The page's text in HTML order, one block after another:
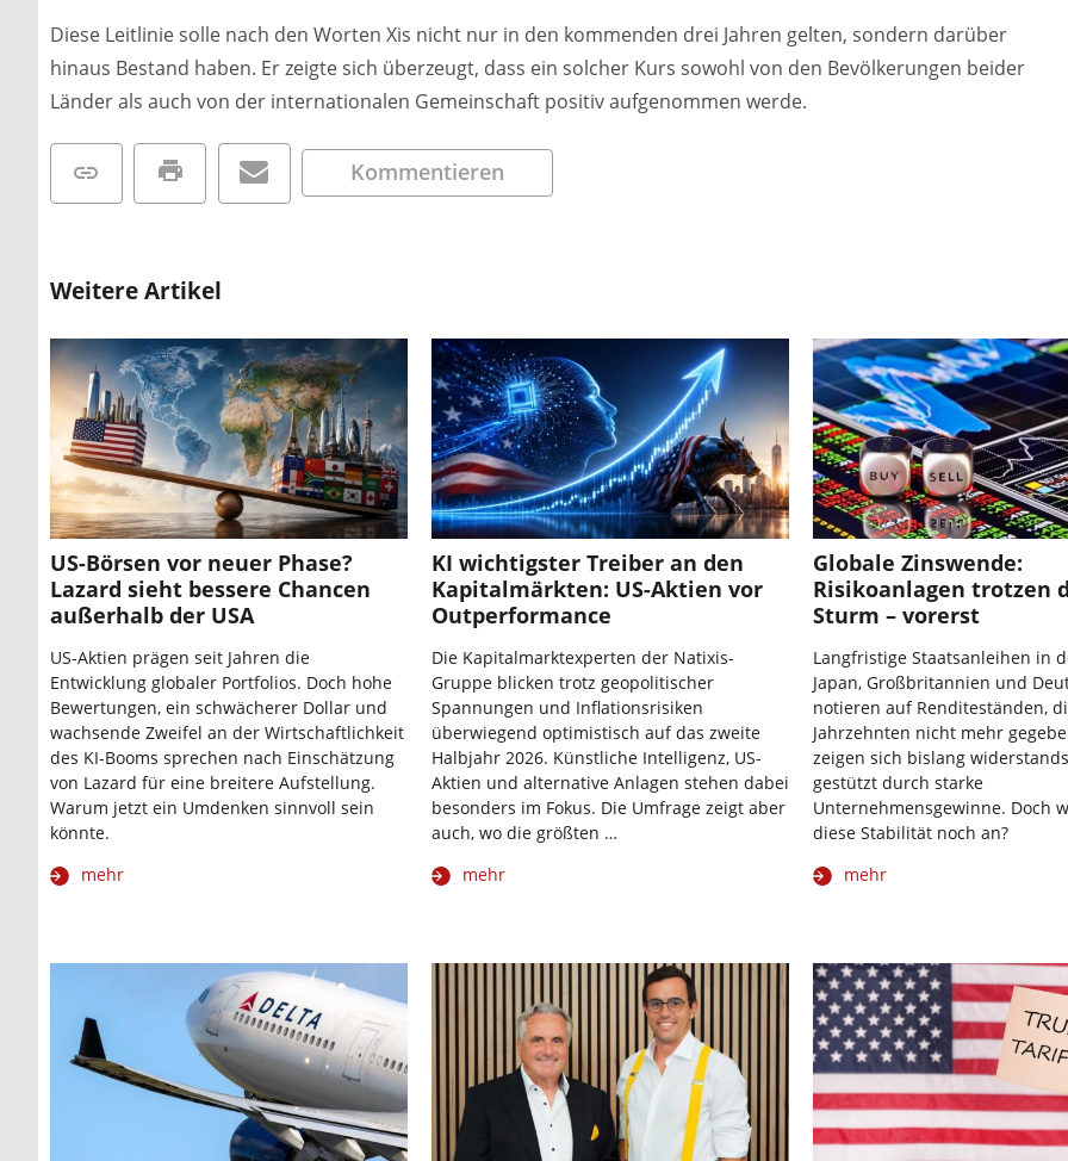
Diese Leitlinie solle nach den Worten Xis nicht nur in den kommenden drei Jahren gelten, sondern darüber
hinaus Bestand haben. Er zeigte sich überzeugt, dass ein solcher Kurs sowohl von den Bevölkerungen beider
Länder als auch von der internationalen Gemeinschaft positiv aufgenommen werde.
Kommentieren
Weitere Artikel
US-Börsen vor neuer Phase?
Lazard sieht bessere Chancen
außerhalb der USA
US-Aktien prägen seit Jahren die
Entwicklung globaler Portfolios. Doch hohe
Bewertungen, ein schwächerer Dollar und
wachsende Zweifel an der Wirtschaftlichkeit
des KI-Booms sprechen nach Einschätzung
von Lazard für eine breitere Aufstellung.
Warum jetzt ein Umdenken sinnvoll sein
könnte.
mehr
KI wichtigster Treiber an den
Kapitalmärkten: US-Aktien vor
Outperformance
Die Kapitalmarktexperten der Natixis-
Gruppe blicken trotz geopolitischer
Spannungen und Inflationsrisiken
überwiegend optimistisch auf das zweite
Halbjahr 2026. Künstliche Intelligenz, US-
Aktien und alternative Anlagen stehen dabei
besonders im Fokus. Die Umfrage zeigt aber
auch, wo die größten …
mehr
Globale Zinswende:
Risikoanlagen trotzen
Sturm – vorerst
Langfristige Staatsanleihen in
Japan, Großbritannien und
notieren auf Renditeständen,
Jahrzehnten nicht mehr
zeigen sich bislang
gestützt durch starke
Unternehmensgewinne. Doch
diese Stabilität noch an?
mehr